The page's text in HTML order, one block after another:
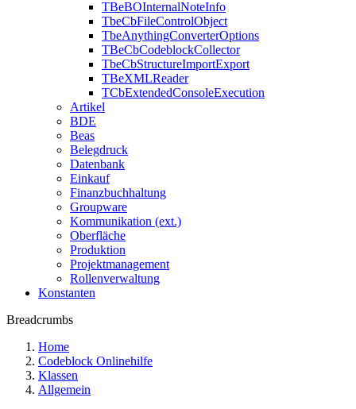
TBeBOInternalNoteInfo
TbeCbFileControlObject
TbeAnythingConverterOptions
TBeCbCodeblockCollector
TbeCbStructureImportExport
TBeXMLReader
TCbExtendedConsoleExecution
Artikel
BDE
Beas
Belegdruck
Datenbank
Einkauf
Finanzbuchhaltung
Groupware
Kommunikation (ext.)
Oberfläche
Produktion
Projektmanagement
Rollenverwaltung
Konstanten
Breadcrumbs
Home
Codeblock Onlinehilfe
Klassen
Allgemein